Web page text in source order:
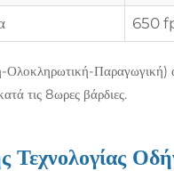
650
Παραγωγική)
τις 8ωρες βάρδιες.
Τεχνολογίας